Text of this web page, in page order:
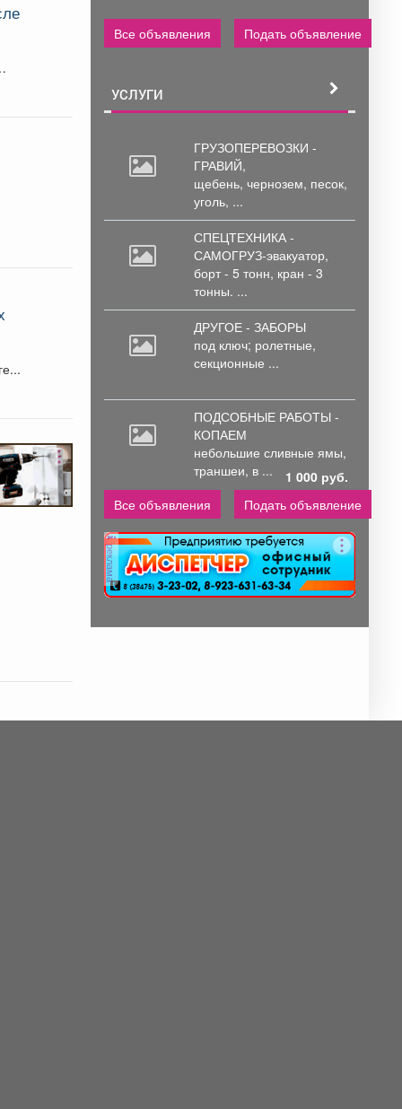
Все объявления Подать объявление
УСЛУГИ
ГРУЗОПЕРЕВОЗКИ -
ГРАВИЙ,
щебень, чернозем, песок,
уголь, ...
СПЕЦТЕХНИКА -
САМОГРУЗ-эвакуатор,
борт - 5 тонн, кран - 3
тонны. ...
ДРУГОЕ - ЗАБОРЫ
под ключ; ролетные,
секционные ...
ПОДСОБНЫЕ РАБОТЫ -
КОПАЕМ
небольшие сливные ямы,
траншеи, в ...
1 000 руб.
Все объявления
Подать объявление
реклама